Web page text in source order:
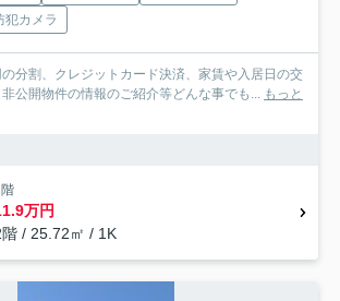
犯カメラ
分割、クレジットカード決済、家賃や入居日の交
公開物件の情報のご紹介等どんな事でも...
もっと
万円
階 / 25.72㎡ / 1K